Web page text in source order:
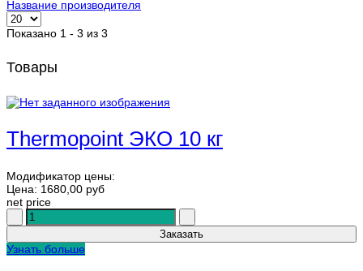
Название производителя
Показано 1 - 3 из 3
Товары
Thermopoint ЭКО 10 кг
Модификатор цены:
Цена: 1680,00 руб
net price
Узнать больше